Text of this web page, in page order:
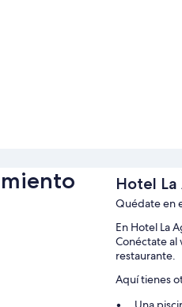
Hotel
Quédate en
En Hotel La
Conéctate al
restaurante.
Aquí tienes